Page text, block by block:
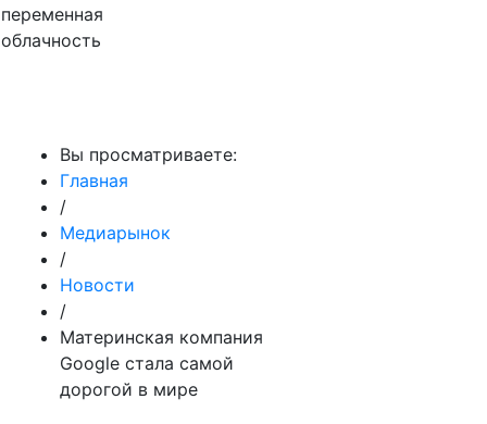
переменная
облачность
Вы просматриваете:
Главная
/
Медиарынок
/
Новости
/
Материнская компания
Google стала самой
дорогой в мире